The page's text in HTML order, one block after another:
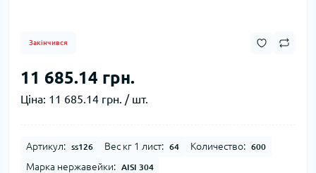
Закінчився
11 685.14 грн.
Ціна: 11 685.14 грн. / шт.
Артикул: ss126 Вес кг 1 лист: 64 Количество: 600
Марка нержавейки: AISI 304